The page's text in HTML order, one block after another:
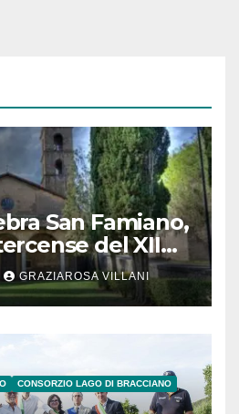
San Famiano,
del XII
GRAZIAROSA VILLANI
CONSORZIO LAGO DI BRACCIANO